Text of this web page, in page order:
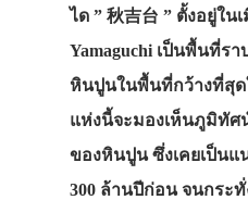
ได ” 秋吉台 ” ตั้งอยู่ใน
Yamaguchi เป็นพื้นที่ร
หินปูนในพื้นที่กว้างที่สุ
แห่งนี้จะมองเห็นภูมิทัศ
ของหินปูน ซึ่งเคยเป็นแ
300 ล้านปีก่อน จนกระ